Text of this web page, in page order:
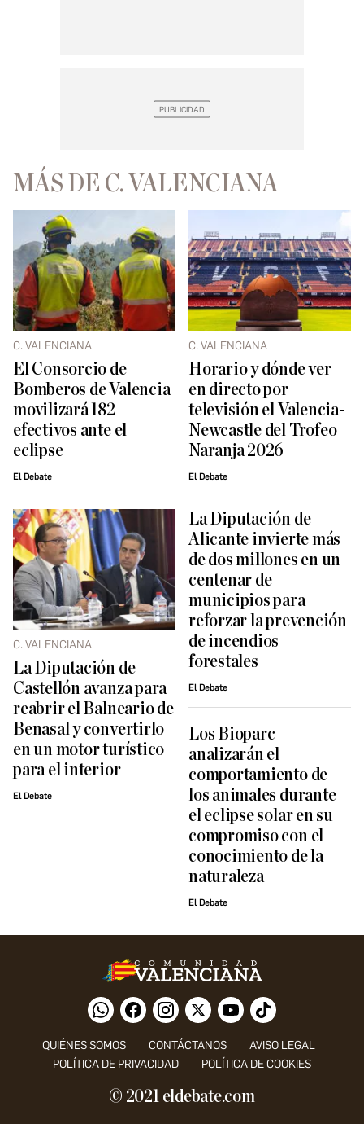
MÁS DE C. VALENCIANA
C. VALENCIANA
El Consorcio de
Bomberos de Valencia
movilizará 182
efectivos ante el
eclipse
El Debate
C. VALENCIANA
Horario y dónde ver
en directo por
televisión el Valencia-
Newcastle del Trofeo
Naranja 2026
El Debate
C. VALENCIANA
La Diputación de
Castellón avanza para
reabrir el Balneario de
Benasal y convertirlo
en un motor turístico
para el interior
El Debate
La Diputación de
Alicante invierte más
de dos millones en un
centenar de
municipios para
reforzar la prevención
de incendios
forestales
El Debate
Los Bioparc
analizarán el
comportamiento de
los animales durante
el eclipse solar en su
compromiso con el
conocimiento de la
naturaleza
El Debate
QUIÉNES SOMOS CONTÁCTANOS
AVISO LEGAL
POLÍTICA DE PRIVACIDAD
POLÍTICA DE COOKIES
© 2021 eldebate.com